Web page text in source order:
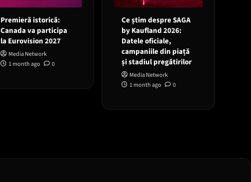
Premieră istorică:
Canada va participa
la Eurovision 2027
Media Network
1 month ago
0
Ce știm despre SAGA
by Kaufland 2026:
Datele oficiale,
campaniile din piață
și stadiul pregătirilor
Media Network
1 month ago
0